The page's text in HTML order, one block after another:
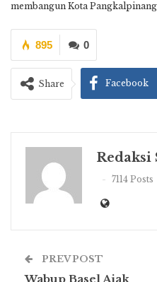
membangun Kota
0
895
Share Facebook
Redaksi
7114 Posts
PREV POST
Wabup Basel Ajak